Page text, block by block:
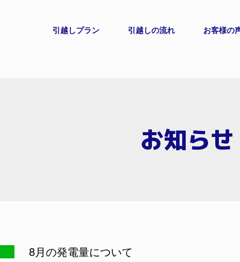
引越しプラン 引越しの流れ お客様の
お知らせ
8月の発電量について